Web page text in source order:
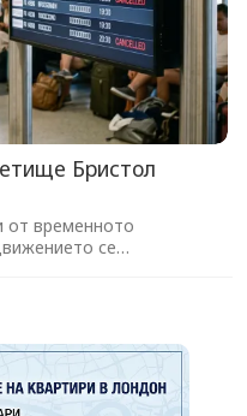
Бристол
от временното
се